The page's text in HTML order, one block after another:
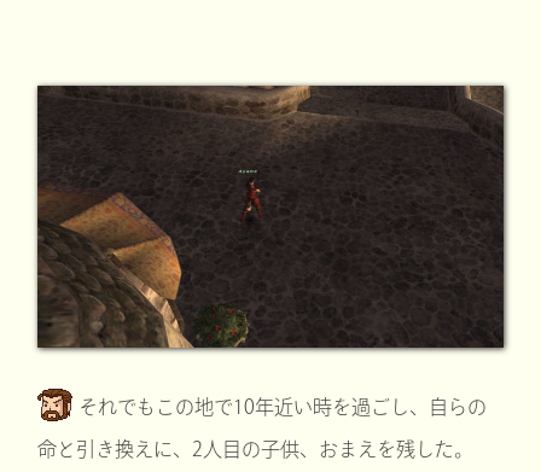
それでもこの地で10年近い時を過ごし、自らの
命と引き換えに、2人目の子供、おまえを残した。